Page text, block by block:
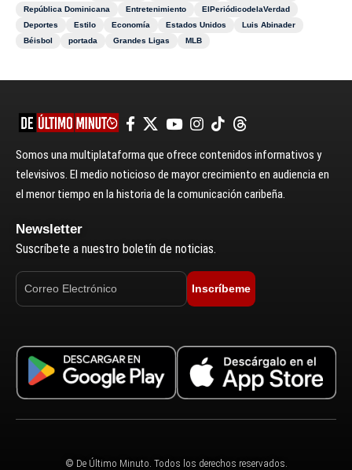
República Dominicana
Entretenimiento
ElPeriódicodelaVerdad
Deportes
Estilo Economía Estados Unidos
Luis Abinader
Béisbol
portada Grandes Ligas MLB
Somos una multiplataforma que ofrece contenidos informativos y
televisivos. El medio noticioso de mayor crecimiento en audiencia en
el menor tiempo en la historia de la comunicación caribeña.
Newsletter
Suscríbete a nuestro boletín de noticias.
Inscríbeme
© De Último Minuto. Todos los derechos reservados.